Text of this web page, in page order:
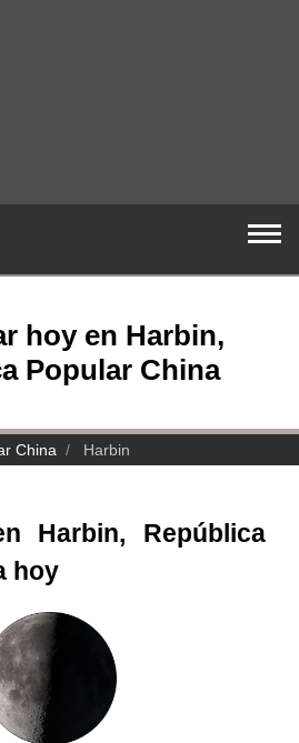
hoy en Harbin,
Popular China
China Harbin
Harbin, República
hoy